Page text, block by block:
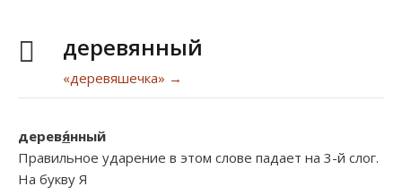
деревянный
«деревяшечка» →
деревя́нный
Правильное ударение в этом слове падает на 3-й слог.
На букву Я